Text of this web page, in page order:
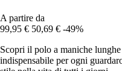
A partire da
99,95 € 50,69 € -49%
Scopri il polo a maniche
indispensabile per ogni